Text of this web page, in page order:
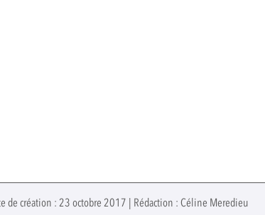
création : 23 octobre 2017 | Rédaction : Céline Meredieu